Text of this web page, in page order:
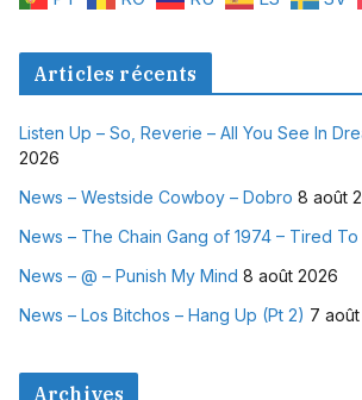
Articles récents
Listen Up – So, Reverie – All You See In
2026
News – Westside Cowboy – Dobro 8 août
News – The Chain Gang of 1974 – Tired To
News – @ – Punish My Mind 8 août 2026
News – Los Bitchos – Hang Up (Pt 2) 7
Archives